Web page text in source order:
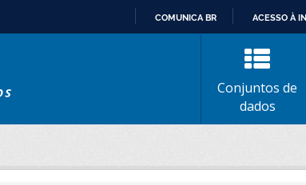
CONTEÚDO
COMUNICA BR ACESSO À
Conjuntos de
dados